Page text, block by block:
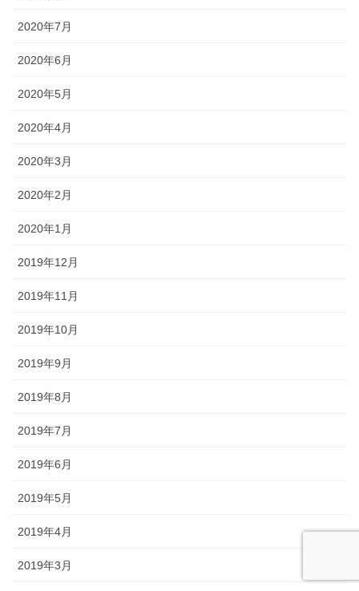
2020年7月
2020年6月
2020年5月
2020年4月
2020年3月
2020年2月
2020年1月
2019年12月
2019年11月
2019年10月
2019年9月
2019年8月
2019年7月
2019年6月
2019年5月
2019年4月
2019年3月